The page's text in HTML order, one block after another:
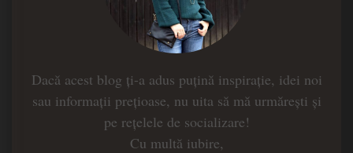
Dacă acest blog ți-a adus puțină inspirație, idei noi
sau informații prețioase, nu uita să mă urmărești și
pe rețelele de socializare!
Cu multă iubire,